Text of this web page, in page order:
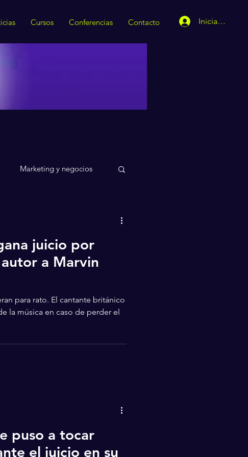
Cursos Conferencias Contacto Iniciar sesión
Marketing y negocios
juicio por
a Marvin
para rato. El cantante británico
la música en caso de perder el
puso a tocar
el juicio en su